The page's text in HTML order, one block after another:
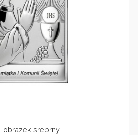
obrazek srebrny